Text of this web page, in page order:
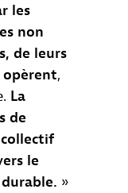
les
non
de leurs
opèrent,
La
de
le
»